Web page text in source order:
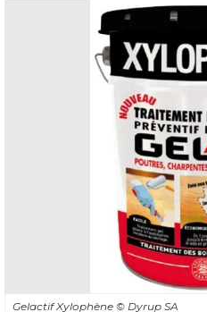
Gelactif Xylophène © Dyrup SA